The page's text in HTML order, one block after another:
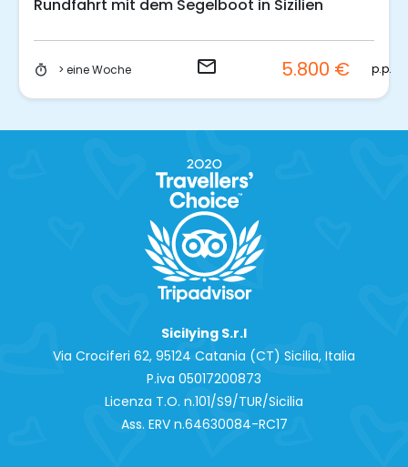
Rundfahrt mit dem Segelboot in Sizilien
timer > eine Woche email 5.800 € p.p.
Sicilying S.r.l
Via Crociferi 62, 95124 Catania (CT) Sicilia, Italia
P.iva 0‍5017200873
Licenza T.O. n.101/S9/TUR/Sicilia
Ass. ERV n.64630084-RC17